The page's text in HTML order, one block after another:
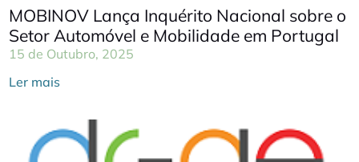
MOBINOV Lança Inquérito Nacional sobre o
Setor Automóvel e Mobilidade em Portugal
15 de Outubro, 2025
Ler mais